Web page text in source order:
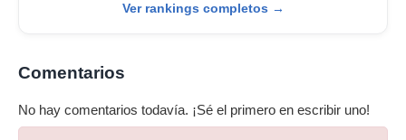
Ver rankings completos →
Comentarios
No hay comentarios todavía. ¡Sé el primero en escribir uno!